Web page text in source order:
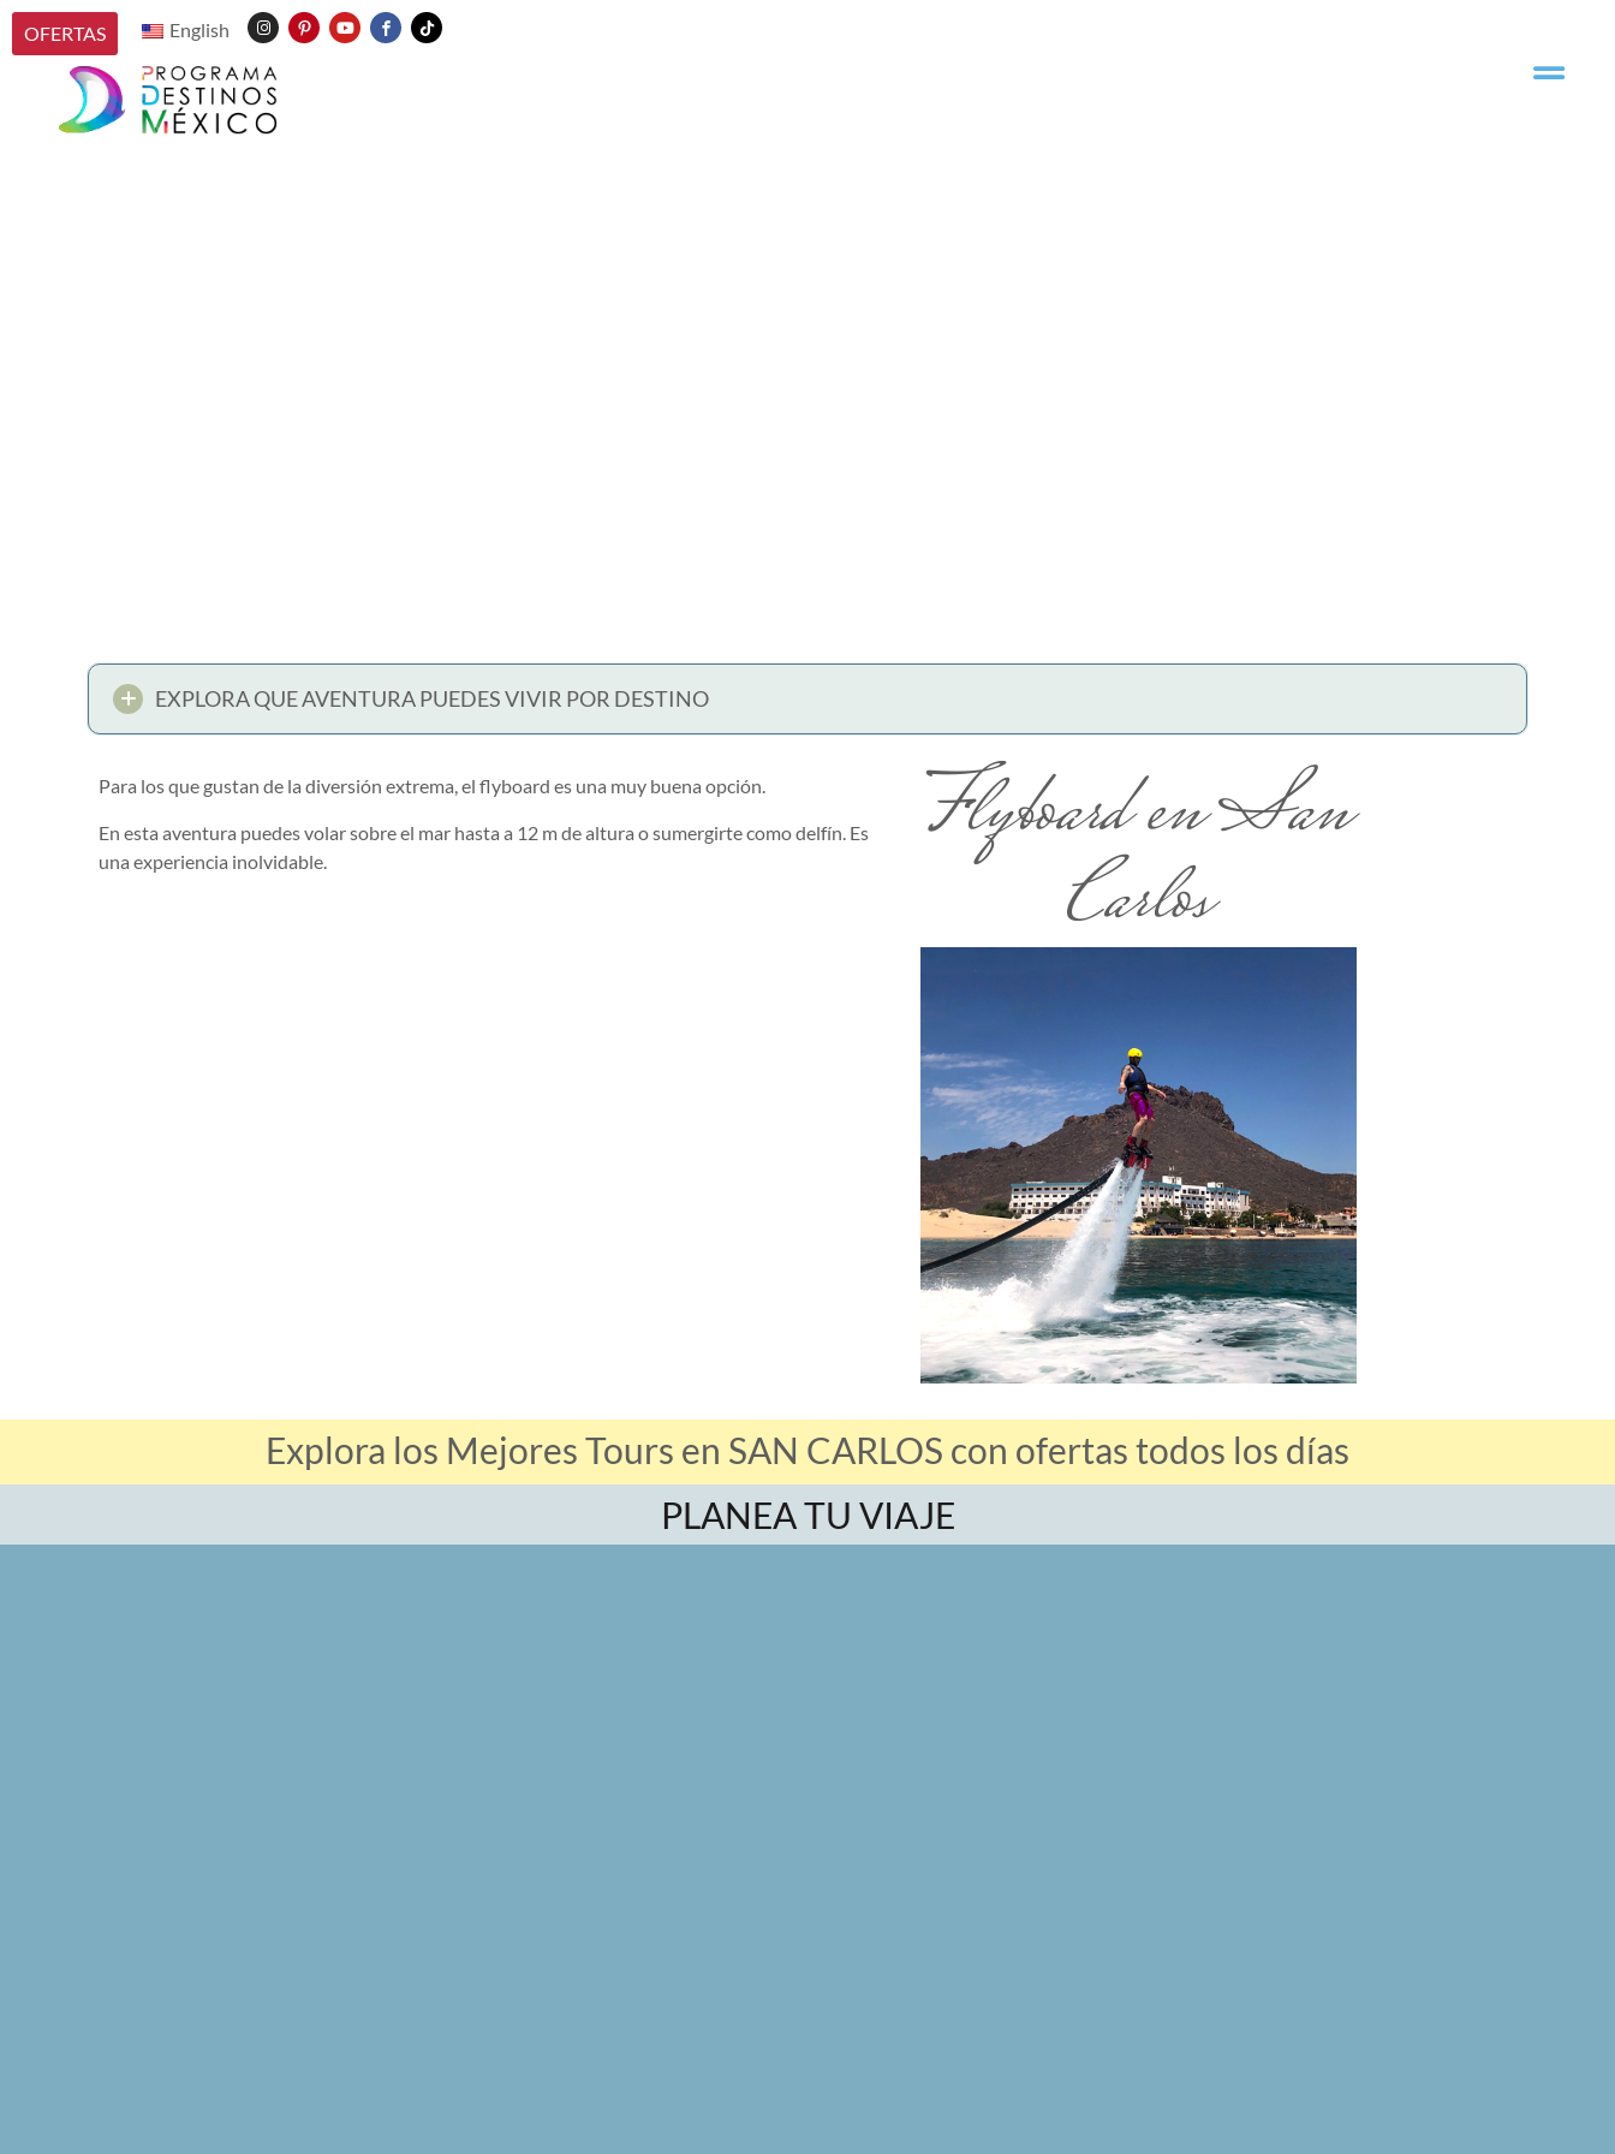
OFERTAS English
EXPLORA QUE AVENTURA PUEDES VIVIR POR DESTINO
Para los que gustan de la diversión extrema, el flyboard es una muy buena opción.
En esta aventura puedes volar sobre el mar hasta a 12 m de altura o sumergirte como delfín. Es
una experiencia inolvidable.
Flyboard en San
Carlos
Explora los Mejores Tours en SAN CARLOS con ofertas todos los días
PLANEA TU VIAJE